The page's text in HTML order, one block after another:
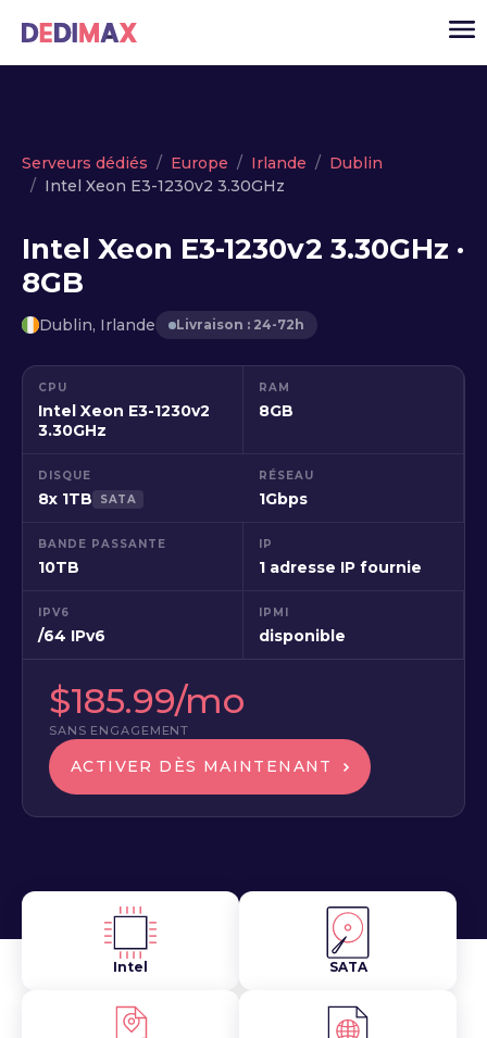
Cloud serveur
VPS
Serveurs dédiés
API
Actualité
Serveurs dédiés Europe Irlande
Dublin
Intel Xeon E3-1230v2 3.30GHz
Intel Xeon E3-1230v2 3.30GHz ·
8GB
Dublin, Irlande Livraison : 24-72h
CPU
Intel Xeon E3-1230v2
3.30GHz
RAM
8GB
DISQUE
8x 1TB SATA
RÉSEAU
1Gbps
BANDE PASSANTE
10TB
IP
1 adresse IP fournie
IPV6
/64 IPv6
IPMI
disponible
$185.99/mo
SANS ENGAGEMENT
ACTIVER DÈS MAINTENANT
Intel SATA